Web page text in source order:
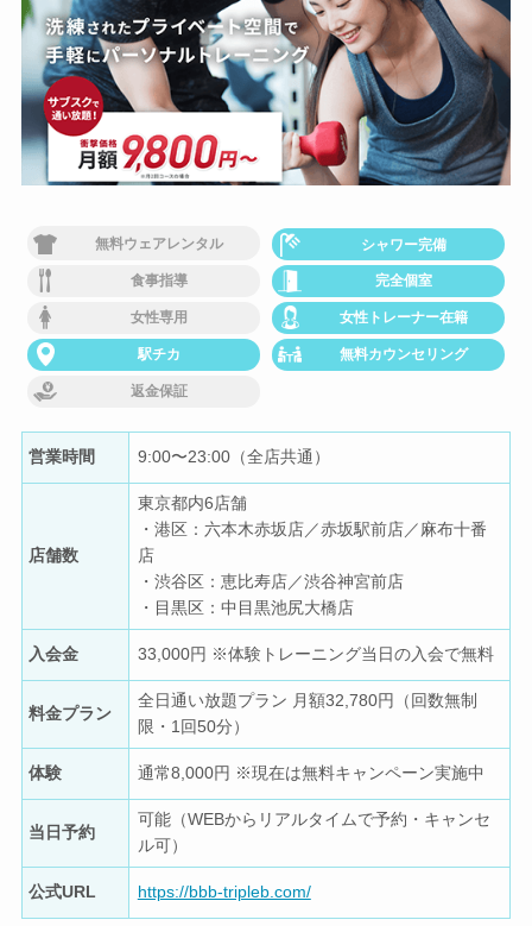
無料ウェアレンタル シャワー完備
食事指導 完全個室
女性専用 女性トレーナー在籍
駅チカ 無料カウンセリング
返金保証
営業時間 9:00〜23:00（全店共通）
店舗数
東京都内6店舗
・港区：六本木赤坂店／赤坂駅前店／麻布十番
店
・渋谷区：恵比寿店／渋谷神宮前店
・目黒区：中目黒池尻大橋店
入会金 33,000円 ※体験トレーニング当日の入会で無料
料金プラン
全日通い放題プラン 月額32,780円（回数無制
限・1回50分）
体験 通常8,000円 ※現在は無料キャンペーン実施中
当日予約
可能（WEBからリアルタイムで予約・キャンセ
ル可）
公式URL https://bbb-tripleb.com/